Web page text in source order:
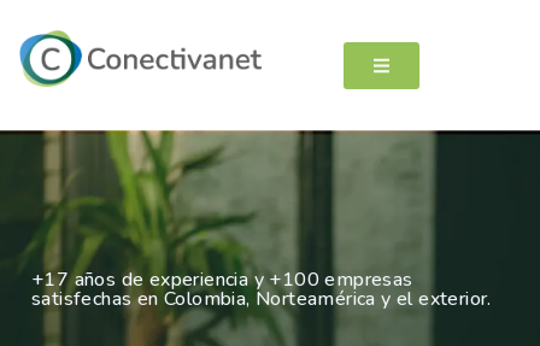
+17 años de experiencia y +100 empresas
satisfechas en Colombia, Norteamérica y el exterior.